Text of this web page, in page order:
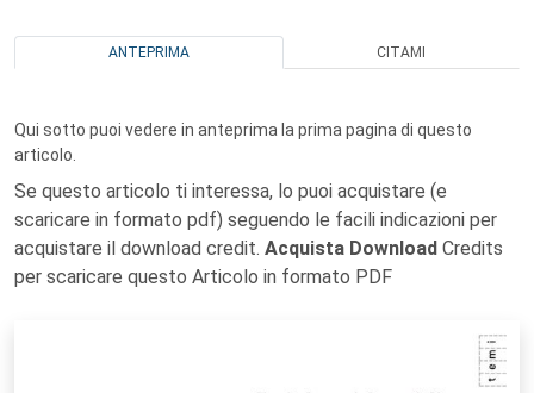
ANTEPRIMA CITAMI
Qui sotto puoi vedere in anteprima la prima pagina di questo
articolo.
Se questo articolo ti interessa, lo puoi acquistare (e
scaricare in formato pdf) seguendo le facili indicazioni per
acquistare il download credit. Acquista Download Credits
per scaricare questo Articolo in formato PDF